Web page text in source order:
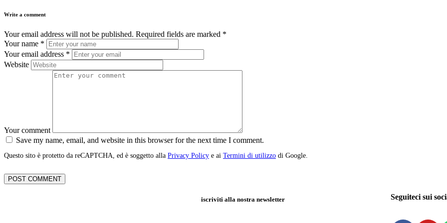
Write a comment
Your email address will not be published. Required fields are marked *
Your name *
Your email address *
Website
Your comment
Save my name, email, and website in this browser for the next time I comment.
Questo sito è protetto da reCAPTCHA, ed è soggetto alla Privacy Policy e ai Termini di utilizzo di Google.
iscriviti alla nostra newsletter Seguiteci sui